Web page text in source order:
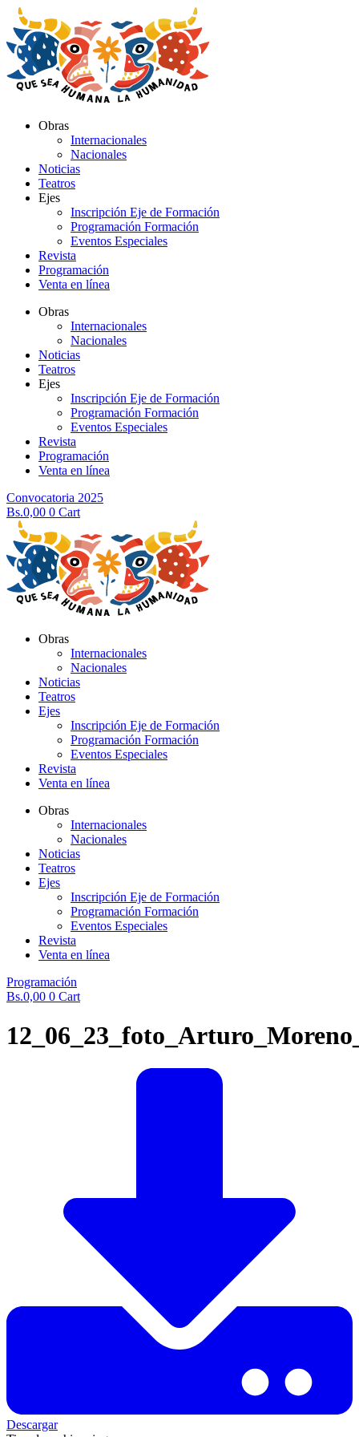
al
contenido
Obras
Internacionales
Nacionales
Noticias
Teatros
Ejes
Inscripción Eje de Formación
Programación Formación
Eventos Especiales
Revista
Programación
Venta en línea
Obras
Internacionales
Nacionales
Noticias
Teatros
Ejes
Inscripción Eje de Formación
Programación Formación
Eventos Especiales
Revista
Programación
Venta en línea
Convocatoria 2025
Bs.0,00 0 Cart
Obras
Internacionales
Nacionales
Noticias
Teatros
Ejes
Inscripción Eje de Formación
Programación Formación
Eventos Especiales
Revista
Venta en línea
Obras
Internacionales
Nacionales
Noticias
Teatros
Ejes
Inscripción Eje de Formación
Programación Formación
Eventos Especiales
Revista
Venta en línea
Programación
Bs.0,00 0 Cart
Descargar